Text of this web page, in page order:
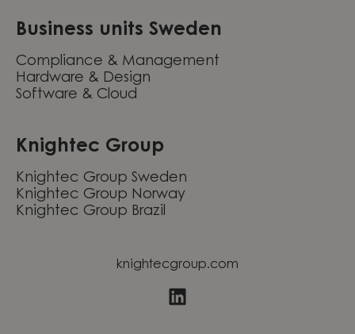
Business units Sweden
Compliance & Management
Hardware & Design
Software & Cloud
Knightec Group
Knightec Group Sweden
Knightec Group Norway
Knightec Group Brazil
knightecgroup.com